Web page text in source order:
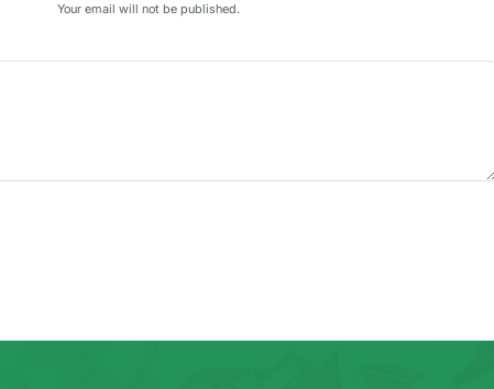
Your email will not be published.